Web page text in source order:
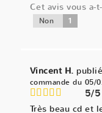
Cet avis vous a-
Non 1
Vincent H.
commande du 05/
5/5
Très beau cd et